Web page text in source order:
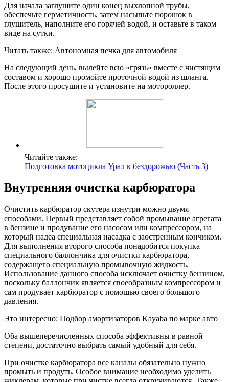
Для начала заглушите один конец выхлопной трубы,
обеспечьте герметичность, затем насыпьте порошок в
глушитель, наполните его горячей водой, и оставьте в таком
виде на сутки.
Читать также: Автономная печка для автомобиля
На следующий день, вылейте всю «грязь» вместе с чистящим
составом и хорошо промойте проточной водой из шланга.
После этого просушите и установите на мотороллер.
Читайте также:
Подготовка мотоцикла Урал к бездорожью (Часть 3)
Внутренняя очистка карбюратора
Очистить карбюратор скутера изнутри можно двумя
способами. Первый представляет собой промывание агрегата
в бензине и продувание его насосом или компрессором, на
который надеа специальная насадка с заостренным кончиком.
Для выполнения второго способа понадобится покупка
специального баллончика для очистки карбюратора,
содержащего специальную промывочную жидкость.
Использование данного способа исключает очистку бензином,
поскольку баллончик является своеобразным компрессором и
сам продувает карбюратор с помощью своего большого
давления.
Это интересно: Подбор амортизаторов Kayaba по марке авто
Оба вышеперечисленных способа эффективны в равной
степени, достаточно выбрать самый удобный для себя.
При очистке карбюратора все каналы обязательно нужно
промыть и продуть. Особое внимание необходимо уделить